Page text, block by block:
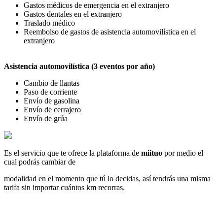
Gastos médicos de emergencia en el extranjero
Gastos dentales en el extranjero
Traslado médico
Reembolso de gastos de asistencia automovilística en el
extranjero
Asistencia automovilística (3 eventos por año)
Cambio de llantas
Paso de corriente
Envío de gasolina
Envío de cerrajero
Envío de grúa
Es el servicio que te ofrece la plataforma de miituo por medio el
cual podrás cambiar de
modalidad en el momento que tú lo decidas, así tendrás una misma
tarifa sin importar cuántos km recorras.